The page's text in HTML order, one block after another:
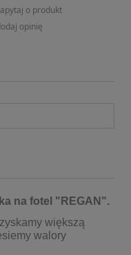
o produkt
opinię
płatności
na fotel "REGAN".
większą
walory